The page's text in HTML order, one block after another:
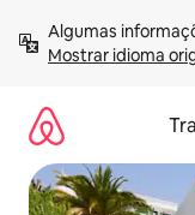
para
Mostrar idioma